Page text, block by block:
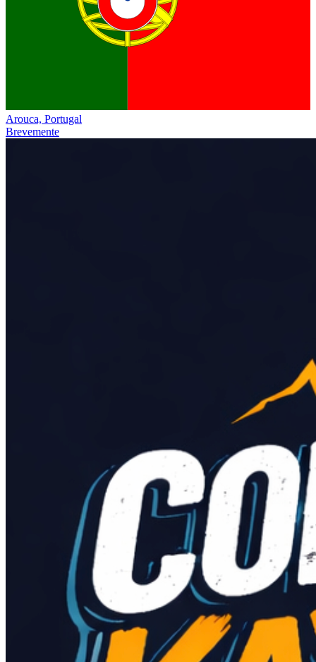
Arouca, Portugal
Brevemente